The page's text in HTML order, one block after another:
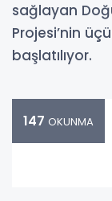
sağlayan
Projesi’nin
başlatılıyor.
147 OKUNMA